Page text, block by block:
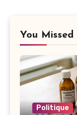
You Missed
Politique